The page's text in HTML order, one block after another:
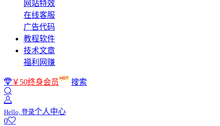
网站特效
在线客服
广告代码
教程软件
技术文章
福利网赚
￥50终身会员 搜索
Hello, 登录个人中心
0